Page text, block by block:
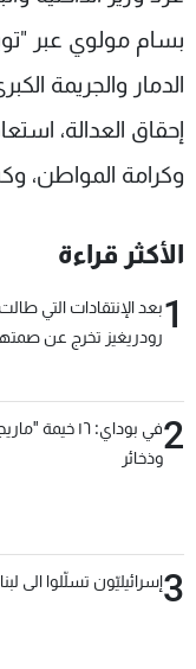
الدمار والجريمة
إحقاق العدالة،
وكرامة المواطن،
الأكثر قراءة
1بعد الإنتقادات التي
رودريغيز تخرج عن
2
في بوداي: ١٦
وذخائر
3إسرائيليّون تسلّلوا الى
شاهد البرامج
الترددات
عن MTV
لاعلاناتكم